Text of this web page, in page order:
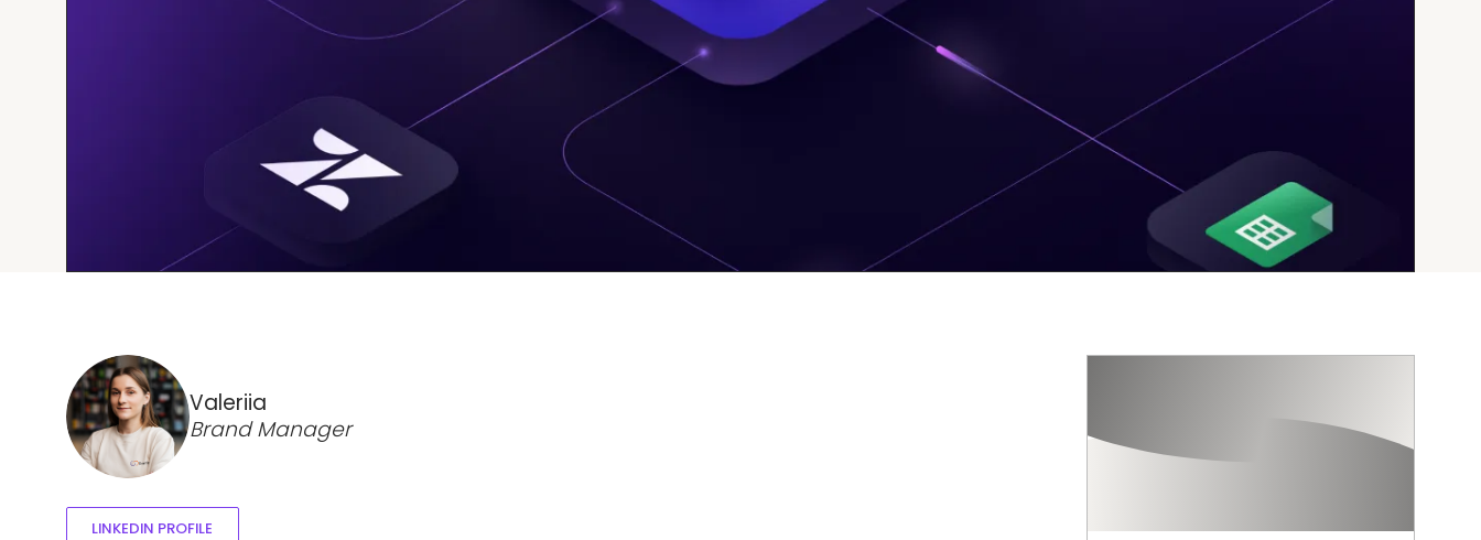
Valeriia
Brand Manager
LINKEDIN PROFILE